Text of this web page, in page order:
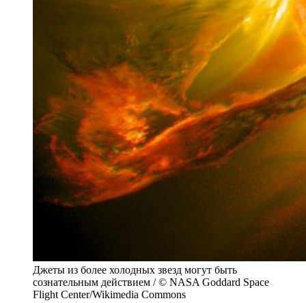
Джеты из более холодных звезд могут быть
сознательным действием / © NASA Goddard Space
Flight Center/Wikimedia Commons